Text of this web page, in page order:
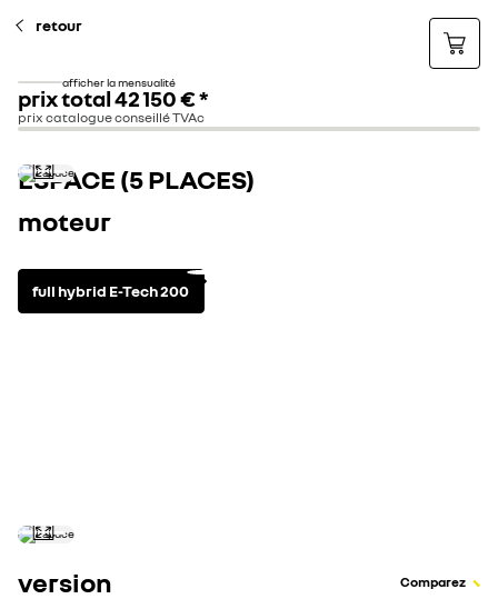
retour
afficher la mensualité
prix total42 150 €*
prix catalogue conseillé TVAc
ESPACE (5 PLACES)
moteur
full hybrid E-Tech 200
version Comparez